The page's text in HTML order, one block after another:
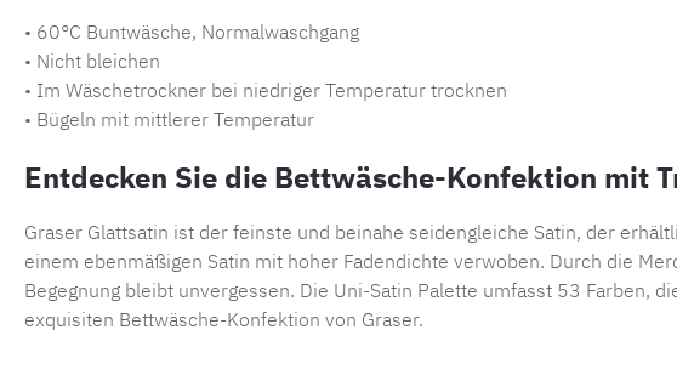
• 60°C Buntwäsche, Normalwaschgang
• Nicht bleichen
• Im Wäschetrockner bei niedriger Temperatur trocknen
• Bügeln mit mittlerer Temperatur
Entdecken Sie die Bettwäsche-Konfektion mit
Graser Glattsatin ist der feinste und beinahe seidengleiche Satin, der
einem ebenmäßigen Satin mit hoher Fadendichte verwoben. Durch die
Begegnung bleibt unvergessen. Die Uni-Satin Palette umfasst 53 Farben,
exquisiten Bettwäsche-Konfektion von Graser.